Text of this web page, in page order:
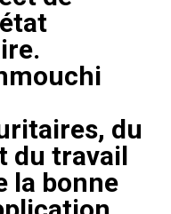
du
du travail
la bonne